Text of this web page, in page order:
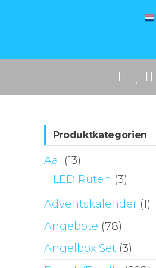
Produktkategorien
Aal
(13)
LED Ruten (3)
Adventskalender (1)
Angebote (78)
Angelbox Set (3)